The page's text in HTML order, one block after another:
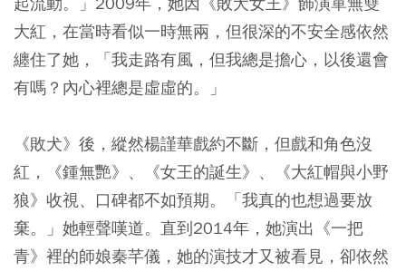
大紅，在當時看似一時無兩，但很深的不安全感依然
纏住了她，「我走路有風，但我總是擔心，以後還會
有嗎？內心裡總是虛虛的。」
《敗犬》後，縱然楊謹華戲約不斷，但戲和角色沒
紅，《鍾無艷》、《女王的誕生》、《大紅帽與小野
狼》收視、口碑都不如預期。「我真的也想過要放
棄。」她輕聲嘆道。直到2014年，她演出《一把
青》裡的師娘秦芊儀，她的演技才又被看見，卻依然